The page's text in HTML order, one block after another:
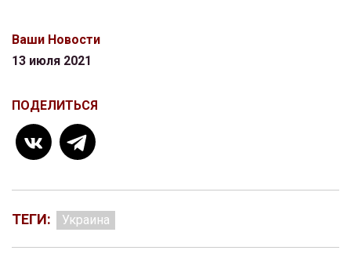
Ваши Новости
13 июля 2021
ПОДЕЛИТЬСЯ
ТЕГИ: Украина